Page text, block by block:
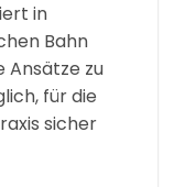
in
Bahn
Ansätze zu
für die
sicher